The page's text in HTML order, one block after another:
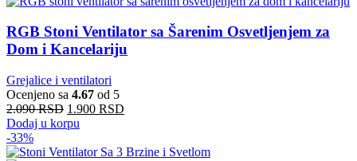
RGB Stoni Ventilator sa Šarenim Osvetljenjem za
Dom i Kancelariju
Grejalice i ventilatori
Ocenjeno sa 4.67 od 5
2.090RSD 1.900 RSD
Dodaj u korpu
-33%